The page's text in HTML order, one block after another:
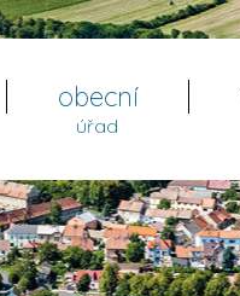
obecní
úřad